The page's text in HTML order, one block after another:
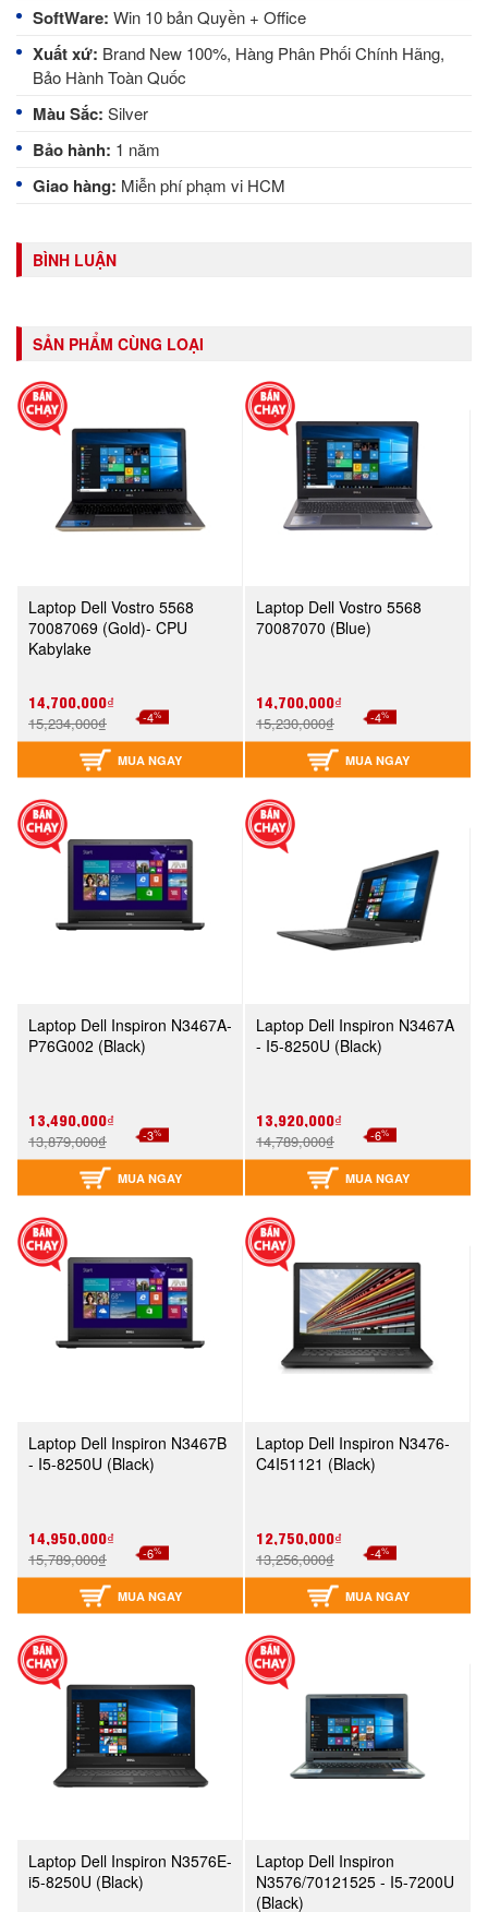
SoftWare: Win 10 bản Quyền + Office
Xuất xứ: Brand New 100%, Hàng Phân Phối Chính Hãng,
Bảo Hành Toàn Quốc
Màu Sắc: Silver
Bảo hành: 1 năm
Giao hàng: Miễn phí phạm vi HCM
BÌNH LUẬN
SẢN PHẨM CÙNG LOẠI
Laptop Dell Vostro 5568
70087069 (Gold)- CPU
Kabylake
14,700,000₫
15,234,000₫ -4%
MUA NGAY
Laptop Dell Vostro 5568
70087070 (Blue)
14,700,000₫
15,230,000₫ -4%
MUA NGAY
Laptop Dell Inspiron N3467A-
P76G002 (Black)
13,490,000₫
13,879,000₫ -3%
MUA NGAY
Laptop Dell Inspiron N3467A
- I5-8250U (Black)
13,920,000₫
14,789,000₫ -6%
MUA NGAY
Laptop Dell Inspiron N3467B
- I5-8250U (Black)
14,950,000₫
15,789,000₫ -6%
MUA NGAY
Laptop Dell Inspiron N3476-
C4I51121 (Black)
12,750,000₫
13,256,000₫ -4%
MUA NGAY
Laptop Dell Inspiron N3576E-
i5-8250U (Black)
Laptop Dell Inspiron
N3576/70121525 - I5-7200U
(Black)